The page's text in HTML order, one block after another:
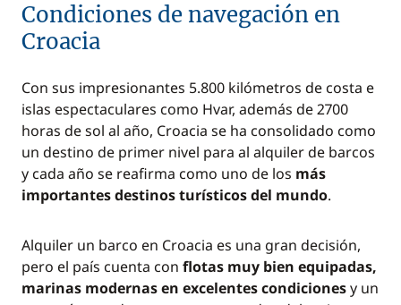
Condiciones de navegación en
Croacia
Con sus impresionantes 5.800 kilómetros de costa e
islas espectaculares como Hvar, además de 2700
horas de sol al año, Croacia se ha consolidado como
un destino de primer nivel para al alquiler de barcos
y cada año se reafirma como uno de los más
importantes destinos turísticos del mundo.
Alquiler un barco en Croacia es una gran decisión,
pero el país cuenta con flotas muy bien equipadas,
marinas modernas en excelentes condicionesy un